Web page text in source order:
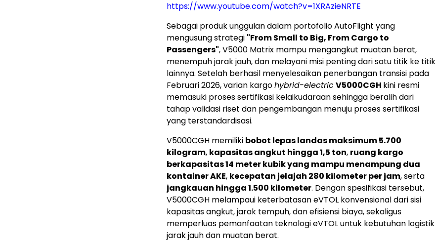
https://www.youtube.com/watch?v=1XRAzieNRTE
Sebagai produk unggulan dalam portofolio AutoFlight yang
mengusung strategi "From Small to Big, From Cargo to
Passengers", V5000 Matrix mampu mengangkut muatan berat,
menempuh jarak jauh, dan melayani misi penting dari satu titik ke titik
lainnya. Setelah berhasil menyelesaikan penerbangan transisi pada
Februari 2026, varian kargohybrid-electricV5000CGH kini resmi
memasuki proses sertifikasi kelaikudaraan sehingga beralih dari
tahap validasi riset dan pengembangan menuju proses sertifikasi
yang terstandardisasi.
V5000CGH memiliki bobot lepas landas maksimum 5.700
kilogram, kapasitas angkut hingga 1,5 ton, ruang kargo
berkapasitas 14 meter kubik yang mampu menampung dua
kontainer AKE, kecepatan jelajah 280 kilometer per jam, serta
jangkauan hingga 1.500 kilometer. Dengan spesifikasi tersebut,
V5000CGH melampaui keterbatasan eVTOL konvensional dari sisi
kapasitas angkut, jarak tempuh, dan efisiensi biaya, sekaligus
memperluas pemanfaatan teknologi eVTOL untuk kebutuhan logistik
jarak jauh dan muatan berat.